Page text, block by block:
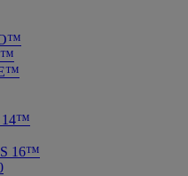
14™
16™